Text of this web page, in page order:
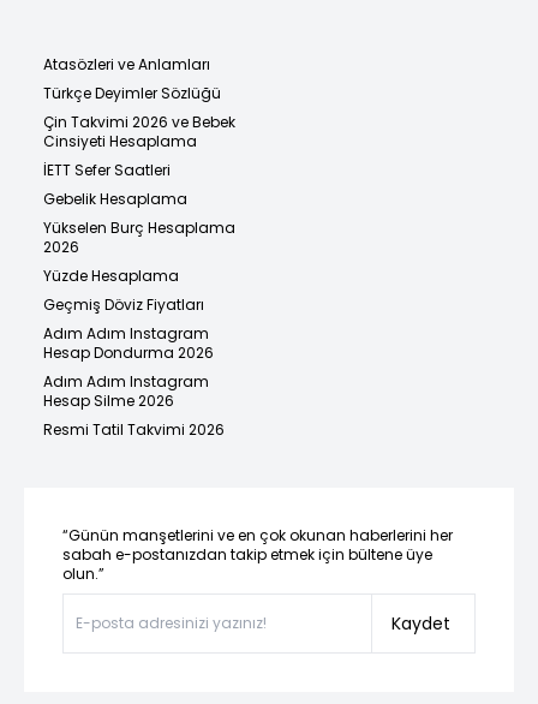
Atasözleri ve Anlamları
Türkçe Deyimler Sözlüğü
Çin Takvimi 2026 ve Bebek
Cinsiyeti Hesaplama
İETT Sefer Saatleri
Gebelik Hesaplama
Yükselen Burç Hesaplama
2026
Yüzde Hesaplama
Geçmiş Döviz Fiyatları
Adım Adım Instagram
Hesap Dondurma 2026
Adım Adım Instagram
Hesap Silme 2026
Resmi Tatil Takvimi 2026
“Günün manşetlerini ve en çok okunan haberlerini her
sabah e-postanızdan takip etmek için bültene üye
olun.”
Kaydet